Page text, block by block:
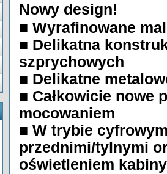
Nowy design!
■ Wyrafinowane
■ Delikatna
szprychowych
■ Delikatne
■ Całkowicie nowe
mocowaniem
■ W trybie
przednimi/tylnymi
oświetleniem